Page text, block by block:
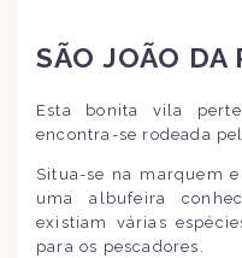
SÃO JOÃO DA
Esta bonita vila
encontra-se rodeada
Situa-se na marquem
uma albufeira
existiam várias
para os pescadores.